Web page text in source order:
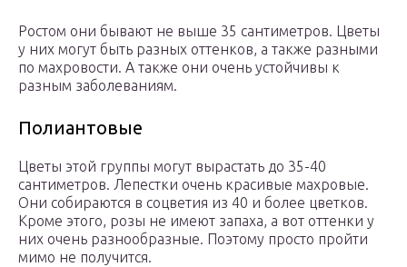
Ростом они бывают не выше 35 сантиметров. Цветы
у них могут быть разных оттенков, а также разными
по махровости. А также они очень устойчивы к
разным заболеваниям.
Полиантовые
Цветы этой группы могут вырастать до 35-40
сантиметров. Лепестки очень красивые махровые.
Они собираются в соцветия из 40 и более цветков.
Кроме этого, розы не имеют запаха, а вот оттенки у
них очень разнообразные. Поэтому просто пройти
мимо не получится.